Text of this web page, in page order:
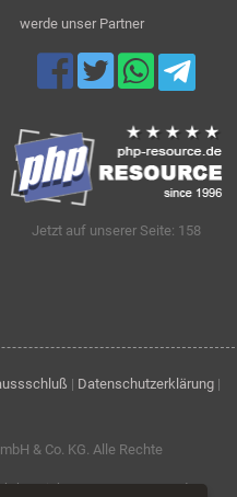
werde unser Partner
Jetzt auf unserer Seite: 158
| Datenschutzerklärung |
& Co. KG . Alle Rechte
Namen und